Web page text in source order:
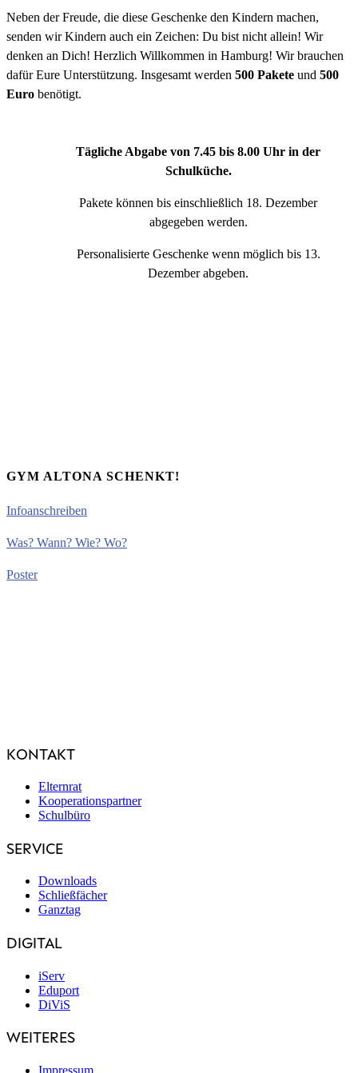
Neben der Freude, die diese Geschenke den Kindern machen,
senden wir Kindern auch ein Zeichen: Du bist nicht allein! Wir
denken an Dich! Herzlich Willkommen in Hamburg! Wir brauchen
dafür Eure Unterstützung. Insgesamt werden 500 Pakete und 500
Euro benötigt.
Tägliche Abgabe von 7.45 bis 8.00 Uhr in der
Schulküche.
Pakete können bis einschließlich 18. Dezember
abgegeben werden.
Personalisierte Geschenke wenn möglich bis 13.
Dezember abgeben.
GYM ALTONA SCHENKT!
Infoanschreiben
Was? Wann? Wie? Wo?
Poster
KONTAKT
Elternrat
Kooperationspartner
Schulbüro
SERVICE
Downloads
Schließfächer
Ganztag
DIGITAL
iServ
Eduport
DiViS
WEITERES
Impressum